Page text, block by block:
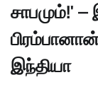
சாபமும்!'
இந்தியா